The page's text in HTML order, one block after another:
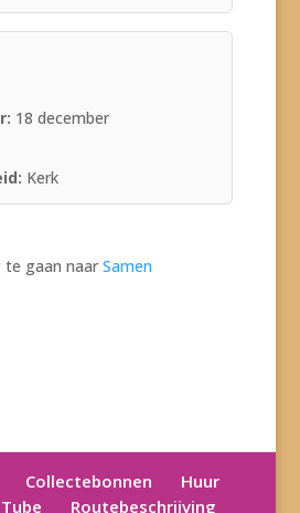
18 december
Kerk
gaan naar Samen
Collectebonnen
Huur
Routebeschrijving